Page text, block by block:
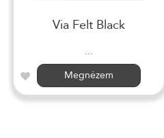
Via Felt Black
...
Megnézem